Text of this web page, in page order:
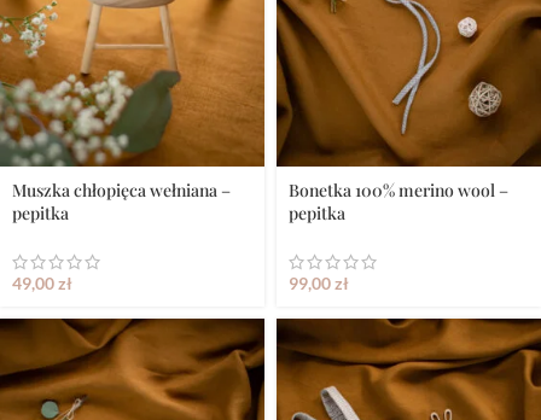
Muszka chłopięca wełniana –
pepitka
49,00zł
Bonetka 100% merino wool –
pepitka
99,00zł